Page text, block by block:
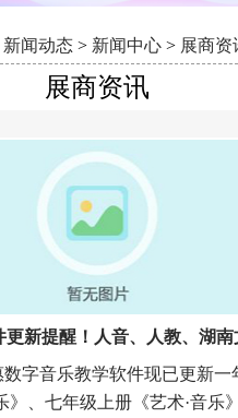
新闻动态> 新闻中心> 展商资
展商资讯
更新提醒！人音、人教、湖南
新！字音乐教学软件现已更新一
》、七年级上册《艺术·音乐